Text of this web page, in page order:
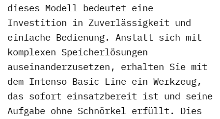
dieses Modell bedeutet eine
Investition in Zuverlässigkeit und
einfache Bedienung. Anstatt sich mit
komplexen Speicherlösungen
auseinanderzusetzen, erhalten Sie mit
dem Intenso Basic Line ein Werkzeug,
das sofort einsatzbereit ist und seine
Aufgabe ohne Schnörkel erfüllt. Dies